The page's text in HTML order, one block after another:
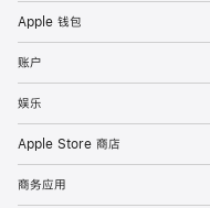
Apple 钱包
账户
娱乐
Apple Store 商店
商务应用